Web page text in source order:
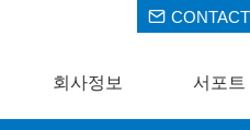
회사정보 서포트